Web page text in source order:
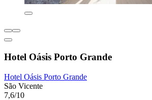
Hotel Oásis Porto Grande
Hotel Oásis Porto Grande
São Vicente
7,6/10